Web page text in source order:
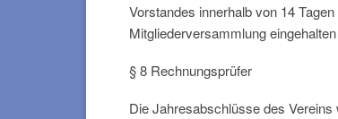
Vorstandes innerhalb von 14
Mitgliederversammlung
§ 8 Rechnungsprüfer
Die Jahresabschlüsse des